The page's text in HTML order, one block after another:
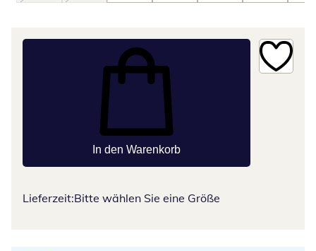
In den Warenkorb
Lieferzeit:Bitte wählen Sie eine Größe